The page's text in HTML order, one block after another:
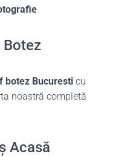
Botez
botez Bucuresti cu
noastră completă
Acasă